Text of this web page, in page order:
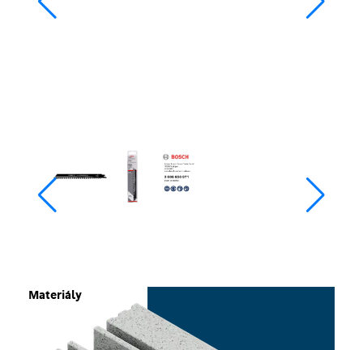
Materiály